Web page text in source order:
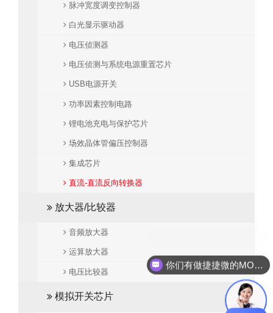
脉冲宽度调变控制器
白光显示驱动器
电压侦测器
电压侦测与系统电源重置芯片
USB电源开关
功率因素控制电路
锂电池充电与保护芯片
场效晶体管偏压控制器
集成芯片
直流-直流反向转换器
放大器/比较器
音频放大器
运算放大器
电压比较器
模拟开关芯片
你们有做捷捷微的MOS管吗？